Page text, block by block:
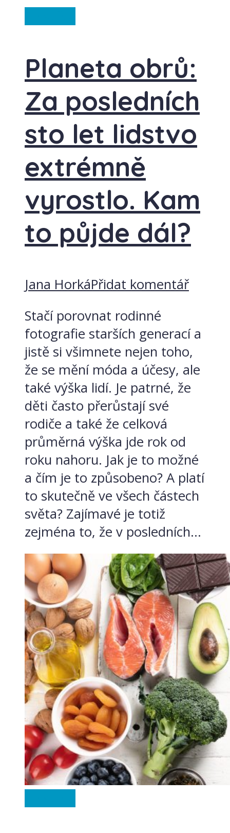
Planeta obrů:
Za posledních
sto let lidstvo
extrémně
vyrostlo. Kam
to půjde dál?
Jana HorkáPřidat komentář
Stačí porovnat rodinné
fotografie starších generací a
jistě si všimnete nejen toho,
že se mění móda a účesy, ale
také výška lidí. Je patrné, že
děti často přerůstají své
rodiče a také že celková
průměrná výška jde rok od
roku nahoru. Jak je to možné
a čím je to způsobeno? A platí
to skutečně ve všech částech
světa? Zajímavé je totiž
zejména to, že v posledních...